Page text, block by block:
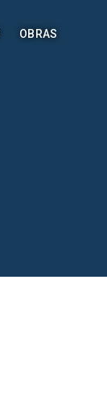
OBRAS